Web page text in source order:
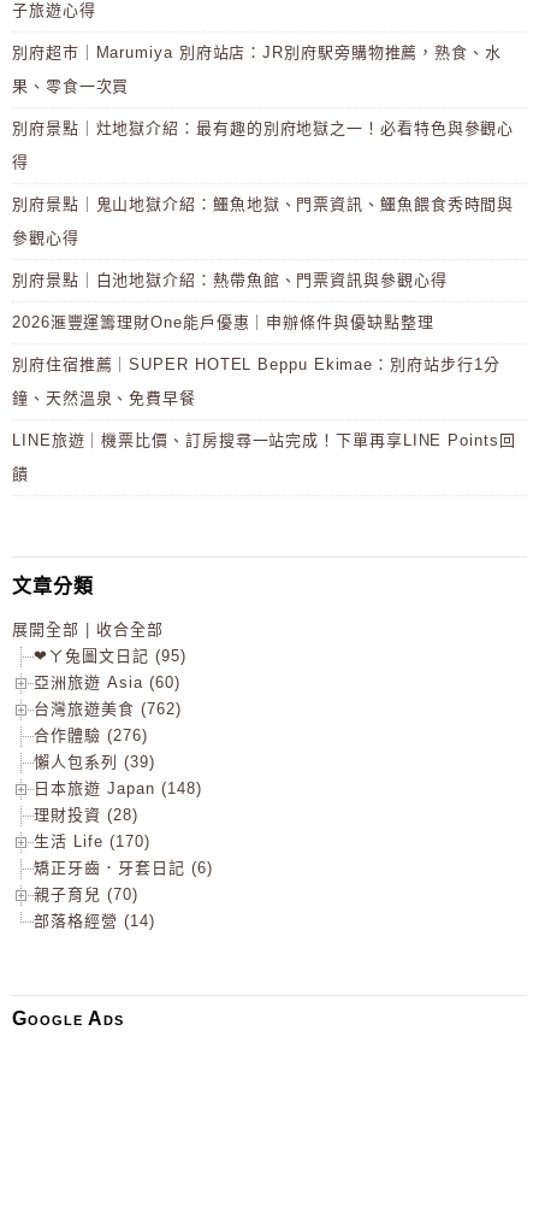
子旅遊心得
別府超市｜Marumiya 別府站店：JR別府駅旁購物推薦，熟食、水
果、零食一次買
別府景點｜灶地獄介紹：最有趣的別府地獄之一！必看特色與參觀心
得
別府景點｜鬼山地獄介紹：鱷魚地獄、門票資訊、鱷魚餵食秀時間與
參觀心得
別府景點｜白池地獄介紹：熱帶魚館、門票資訊與參觀心得
2026滙豐運籌理財One能戶優惠｜申辦條件與優缺點整理
別府住宿推薦｜SUPER HOTEL Beppu Ekimae：別府站步行1分
鐘、天然溫泉、免費早餐
LINE旅遊｜機票比價、訂房搜尋一站完成！下單再享LINE Points回
饋
文章分類
展開全部
收合全部
❤ㄚ兔圖文日記 (95)
亞洲旅遊 Asia (60)
台灣旅遊美食 (762)
合作體驗 (276)
懶人包系列 (39)
日本旅遊 Japan (148)
理財投資 (28)
生活 Life (170)
矯正牙齒．牙套日記 (6)
親子育兒 (70)
部落格經營 (14)
Google Ads